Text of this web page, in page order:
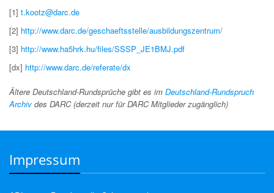
[1] t.kootz@darc.de
[2] http://www.darc.de/geschaeftsstelle/ausbildungszentrum/
[3] http://www.ha5hrk.hu/files/SSSP_JE1BMJ.pdf
[dx] http://www.darc.de/referate/dx
Ältere Deutschland-Rundsprüche gibt es im Deutschland-Rundspruch
Archiv des DARC (derzeit nur für DARC Mitglieder zugänglich)
Impressum